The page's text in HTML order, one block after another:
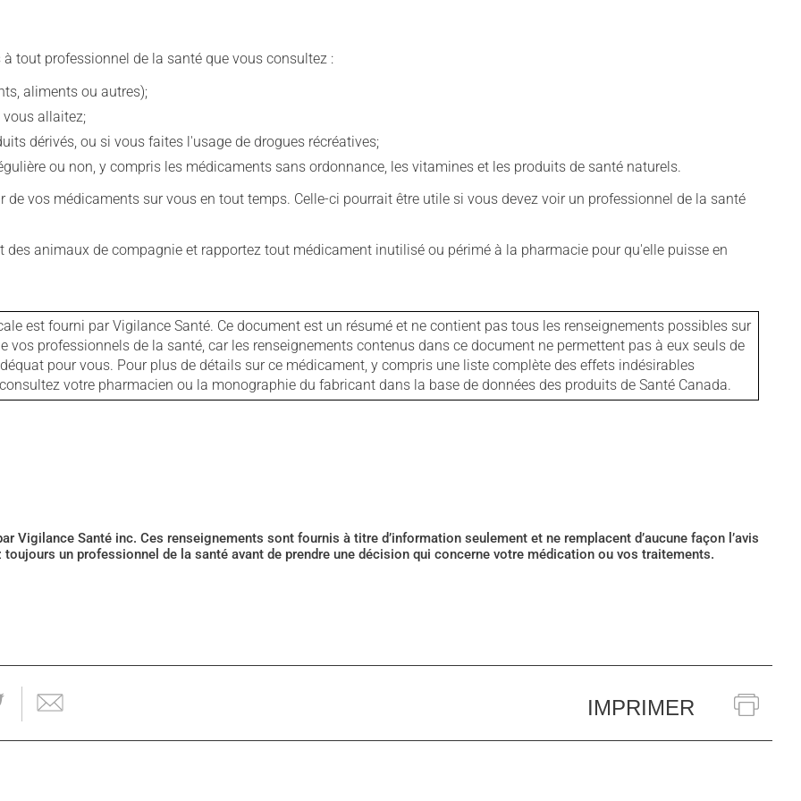
tout professionnel de la santé que vous consultez :
aliments ou autres);
vous allaitez;
dérivés, ou si vous faites l'usage de drogues récréatives;
ou non, y compris les médicaments sans ordonnance, les vitamines et les produits de santé naturels.
vos médicaments sur vous en tout temps. Celle-ci pourrait être utile si vous devez voir un professionnel de la santé
animaux de compagnie et rapportez tout médicament inutilisé ou périmé à la pharmacie pour qu'elle puisse en
est fourni par Vigilance Santé. Ce document est un résumé et ne contient pas tous les renseignements possibles sur
vos professionnels de la santé, car les renseignements contenus dans ce document ne permettent pas à eux seuls de
pour vous. Pour plus de détails sur ce médicament, y compris une liste complète des effets indésirables
votre pharmacien ou la monographie du fabricant dans la base de données des produits de Santé Canada.
Santé inc. Ces renseignements sont fournis à titre d’information seulement et ne remplacent d’aucune façon l’avis
un professionnel de la santé avant de prendre une décision qui concerne votre médication ou vos traitements.
IMPRIMER